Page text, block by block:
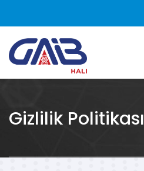
Gizlilik Politikası